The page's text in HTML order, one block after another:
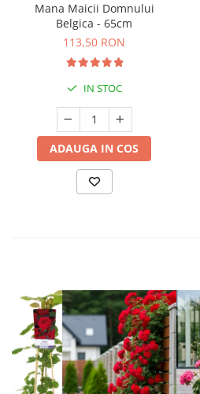
Mana Maicii Domnului
Belgica - 65cm
113,50 RON
IN STOC
ADAUGA IN COS